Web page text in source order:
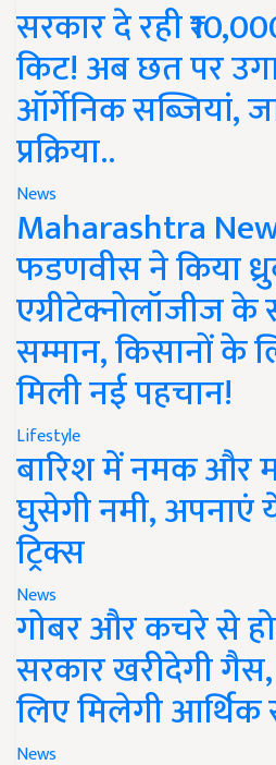
सरकार दे रही
किट! अब छत पर
ऑर्गेनिक सब्जियां,
प्रक्रिया..
News
Maharashtra
फडणवीस ने किया
एग्रीटेक्नोलॉजीज
सम्मान, किसानों के
मिली नई पहचान!
Lifestyle
बारिश में नमक और
घुसेगी नमी,
ट्रिक्स
News
गोबर और कचरे से
सरकार खरीदेगी
लिए मिलेगी आर्थिक
News